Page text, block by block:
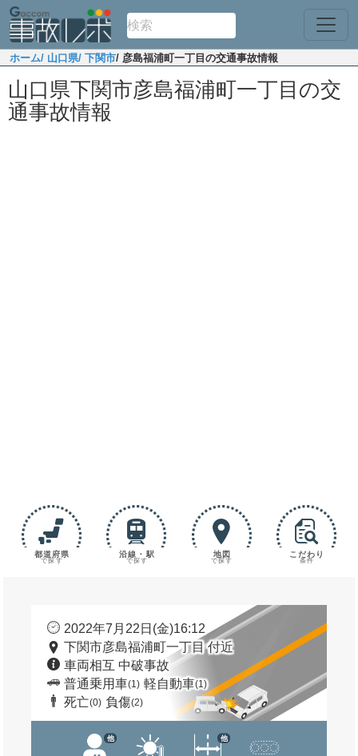
ホーム/ 山口県/ 下関市/ 彦島福浦町一丁目の交通事故情報
山口県下関市彦島福浦町一丁目の交
通事故情報
都道府県
で探す
沿線・駅
で探す
地図
で探す
こだわり
条件
2022年7月22日(金)16:12
下関市彦島福浦町一丁目 付近
車両相互 中破事故
普通乗用車(1) 軽自動車(1)
死亡(0) 負傷(2)
他 他